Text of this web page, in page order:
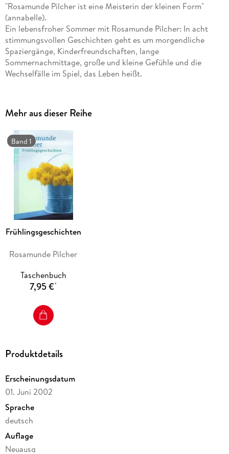
"Rosamunde Pilcher ist eine Meisterin der kleinen Form"
(annabelle).
Ein lebensfroher Sommer mit Rosamunde Pilcher: In acht
stimmungsvollen Geschichten geht es um morgendliche
Spaziergänge, Kinderfreundschaften, lange
Sommernachmittage, große und kleine Gefühle und die
Wechselfälle im Spiel, das Leben heißt.
Mehr aus dieser Reihe
Band 1
Frühlingsgeschichten
Rosamunde Pilcher
Taschenbuch
7,95 €*
Produktdetails
Erscheinungsdatum
01. Juni 2002
Sprache
deutsch
Auflage
Neuausg